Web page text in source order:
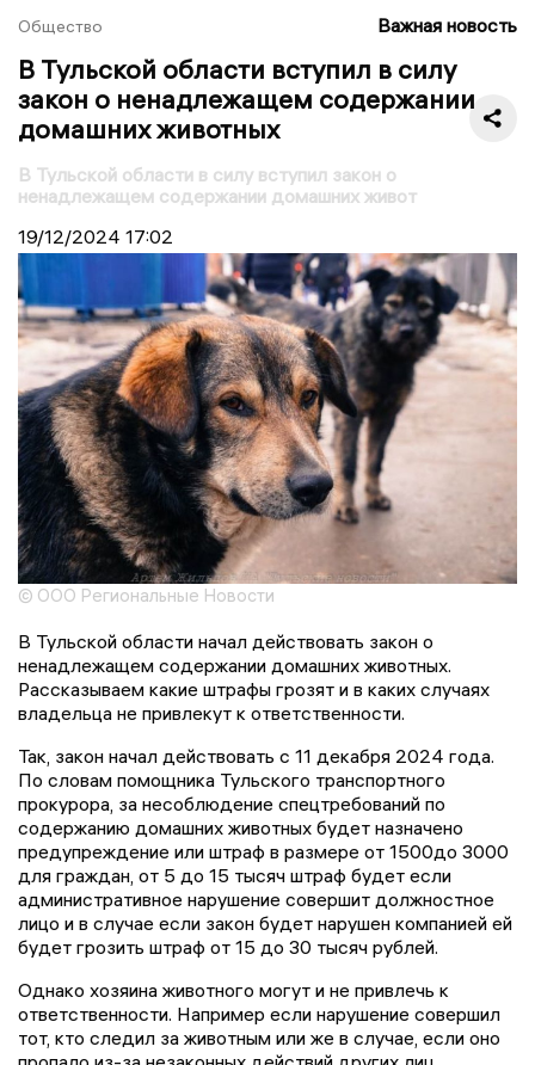
Общество Важная новость
В Тульской области вступил в силу
закон о ненадлежащем содержании
домашних животных
В Тульской области в силу вступил закон о
ненадлежащем содержании домашних живот
19/12/2024 17:02
© ООО Региональные Новости
В Тульской области начал действовать закон о
ненадлежащем содержании домашних животных.
Рассказываем какие штрафы грозят и в каких случаях
владельца не привлекут к ответственности.
Так, закон начал действовать с 11 декабря 2024 года.
По словам помощника Тульского транспортного
прокурора, за несоблюдение спецтребований по
содержанию домашних животных будет назначено
предупреждение или штраф в размере от 1500до 3000
для граждан, от 5 до 15 тысяч штраф будет если
административное нарушение совершит должностное
лицо и в случае если закон будет нарушен компанией ей
будет грозить штраф от 15 до 30 тысяч рублей.
Однако хозяина животного могут и не привлечь к
ответственности. Например если нарушение совершил
тот, кто следил за животным или же в случае, если оно